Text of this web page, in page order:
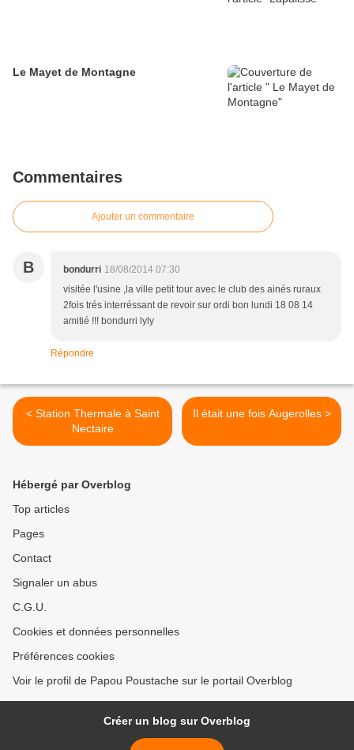
Le Mayet de Montagne
Commentaires
Ajouter un commentaire
B bondurri 18/08/2014 07:30
visitée l'usine ,la ville petit tour avec le club des ainés ruraux
2fois trés interréssant de revoir sur ordi bon lundi 18 08 14
amitié !!! bondurri lyly
Répondre
< Station Thermale à Saint
Nectaire
Il était une fois Augerolles >
Hébergé par Overblog
Top articles
Pages
Contact
Signaler un abus
C.G.U.
Cookies et données personnelles
Préférences cookies
Voir le profil de Papou Poustache sur le portail Overblog
Créer un blog sur Overblog